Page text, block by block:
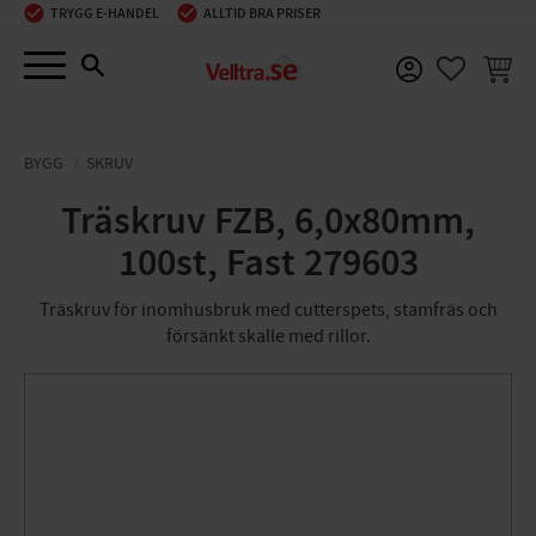
Meny
TRYGG E-HANDEL ALLTID BRA PRISER
BYGG SKRUV
Träskruv FZB, 6,0x80mm,
100st, Fast 279603
Träskruv för inomhusbruk med cutterspets, stamfräs och
försänkt skalle med rillor.